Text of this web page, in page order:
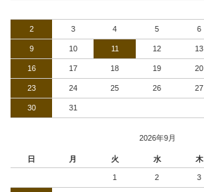
2 3 4 5 6
9 10 11 12 13
16 17 18 19 20
23 24 25 26 27
30 31
2026年9月
日 月 火 水 木
1 2 3